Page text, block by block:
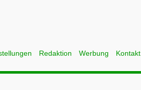
Redaktion Werbung Kontakt